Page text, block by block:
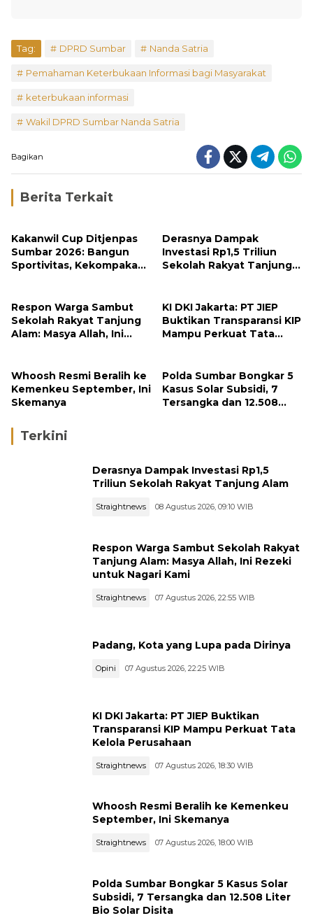
Tag: DPRD Sumbar Nanda Satria
Pemahaman Keterbukaan Informasi bagi Masyarakat
keterbukaan informasi
Wakil DPRD Sumbar Nanda Satria
Bagikan
Berita Terkait
Kakanwil Cup Ditjenpas
Sumbar 2026: Bangun
Sportivitas, Kekompakan
Derasnya Dampak
Investasi Rp1,5 Triliun
Sekolah Rakyat Tanjung
Respon Warga Sambut
Sekolah Rakyat Tanjung
Alam: Masya Allah, Ini
KI DKI Jakarta: PT JIEP
Buktikan Transparansi KIP
Mampu Perkuat Tata
Whoosh Resmi Beralih ke
Kemenkeu September, Ini
Skemanya
Polda Sumbar Bongkar 5
Kasus Solar Subsidi, 7
Tersangka dan 12.508
Terkini
Derasnya Dampak Investasi Rp1,5
Triliun Sekolah Rakyat Tanjung Alam
Straightnews 08 Agustus 2026, 09:10 WIB
Respon Warga Sambut Sekolah Rakyat
Tanjung Alam: Masya Allah, Ini Rezeki
untuk Nagari Kami
Straightnews 07 Agustus 2026, 22:55 WIB
Padang, Kota yang Lupa pada Dirinya
Opini 07 Agustus 2026, 22:25 WIB
KI DKI Jakarta: PT JIEP Buktikan
Transparansi KIP Mampu Perkuat Tata
Kelola Perusahaan
Straightnews 07 Agustus 2026, 18:30 WIB
Whoosh Resmi Beralih ke Kemenkeu
September, Ini Skemanya
Straightnews 07 Agustus 2026, 18:00 WIB
Polda Sumbar Bongkar 5 Kasus Solar
Subsidi, 7 Tersangka dan 12.508 Liter
Bio Solar Disita